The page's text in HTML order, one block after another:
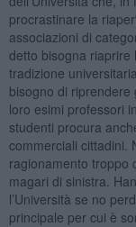
procrastinare la
associazioni di
detto bisogna riaprire
tradizione
bisogno di
loro esimi professori
studenti procura
commerciali cittadini.
ragionamento troppo
magari di sinistra.
l’Università se no
principale per cui è